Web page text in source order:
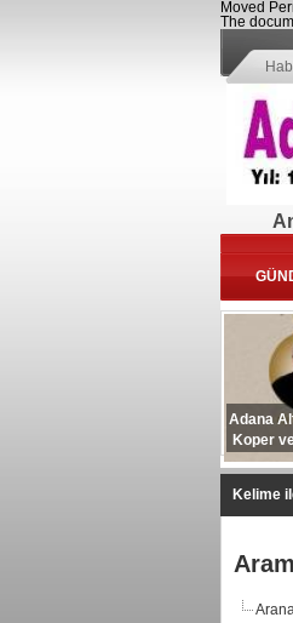
Moved
The
Adana
Koper
Kelime